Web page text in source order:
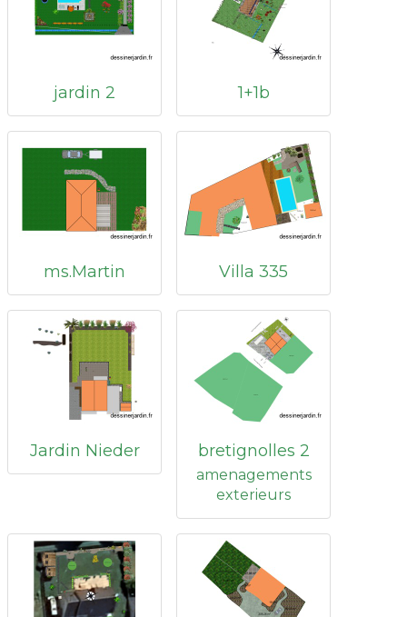
jardin 2 1+1b
ms.Martin Villa 335
Jardin Nieder bretignolles 2
amenagements
exterieurs